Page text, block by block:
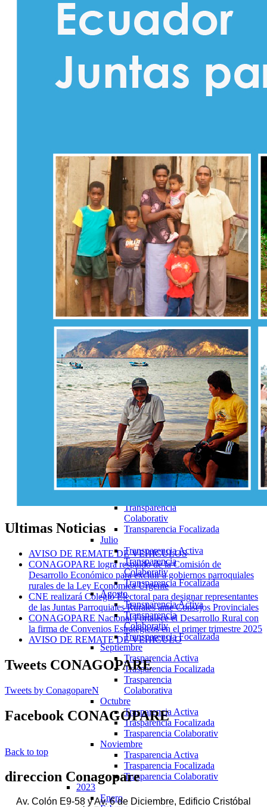
Colaborativ
Octubre
Transparencia Activa
Transparencia
Colaborativ
Noviembre
Transparencia Activa
Transparencia Focalizada
Articulo 19
Transparencia Activa
Transparencia
Colaborativa
Transparencia Focalizada
Febrero
Articulo19
Transparencia Activa
Transparencia
Colaborativa
Transparencia Focalizada
Transparencia
Colaborativa
Marzo
Articulo19
Transparencia Activa
Transparencia
Colaborativa
Transparencia Focalizada
Abril
Transparencia Activa
Transparencia Pasiva
Transparencia
Colaborativ
Transparencia Focalizada
Mayo
Transparencia Activa
Transparencia Pasiva
Transparencia
Colaborativ
Transparencia Focalizada
Junio
Transparencia
Colaborativ
Transparencia Focalizada
Julio
Transparencia Activa
Transparencia
Colaborativ
Transparencia Focalizada
Agosto
Transparencia Activa
Transparencia
Colaborativ
Transparencia Focalizada
Septiembre
Trasparencia Activa
Trasparencia Focalizada
Trasparencia
Colaborativa
Octubre
Trasparencia Activa
Trasparencia Focalizada
Trasparencia Colaborativ
Noviembre
Trasparencia Activa
Trasparencia Focalizada
Trasparencia Colaborativ
2023
Enero
Ultimas Noticias
AVISO DE REMATE DE VEHICULOS
CONAGOPARE logra respaldo de la Comisión de
Desarrollo Económico para excluir a gobiernos parroquiales
rurales de la Ley Económica Urgente
CNE realizará Colegio Electoral para designar representantes
de las Juntas Parroquiales Rurales ante Consejos Provinciales
CONAGOPARE Nacional Fortalece el Desarrollo Rural con
la firma de Convenios Estratégicos en el primer trimestre 2025
AVISO DE REMATE DE VEHICULO
Tweets CONAGOPARE
Tweets by ConagopareN
Facebook CONAGOPARE
Back to top
direccion Conagopare
Av. Colón E9-58 y Av. 6 de Diciembre, Edificio Cristóbal